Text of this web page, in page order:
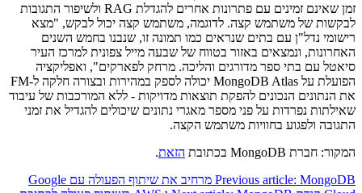
זמן שאינם זמינים עם פתרונות אחרים להגדלת RAG ולשיפור התגובות
לבקשות של משתמש קצה. לדוגמה, משתמש קצה יכול לבקש, "מצא
רישומי נדל"ן עם בתים שנראים כמו תמונה זו, שנבנו בחמש השנים
האחרונות, ונמצאים באזור בטווח של שבעה מייל צפונית למרכז העיר
סיאטל עם בתי ספר מדורגים והליכה. מרחק לפארקים", ואפליקציה
הפועלת על MongoDB Atlas יכולה לספק במהירות ובצורה חלקה ל-FM
את הנתונים הנכונים להפקת תוצאות מדויקות - ללא המורכבות של עיבוד
שאילתות נפרדות על פני מספר מאגרי נתונים שיכולים להגדיל את זמני
התגובה ולפגוע בחוויות משתמש הקצה.
המקור: חברת MongoDB בכתובת
הזאת.
Previous article: MongoDB מרחיב את שיתוף הפעולה עם Google